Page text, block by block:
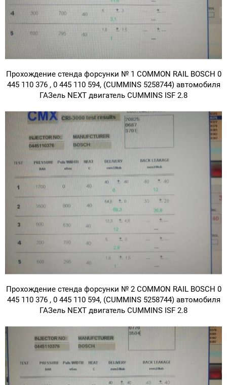
Прохождение стенда форсунки № 1 COMMON RAIL BOSCH 0
445 110 376 , 0 445 110 594, (CUMMINS 5258744) автомобиля
ГАЗель NEXT двигатель CUMMINS ISF 2.8
Прохождение стенда форсунки № 2 COMMON RAIL BOSCH 0
445 110 376 , 0 445 110 594, (CUMMINS 5258744) автомобиля
ГАЗель NEXT двигатель CUMMINS ISF 2.8